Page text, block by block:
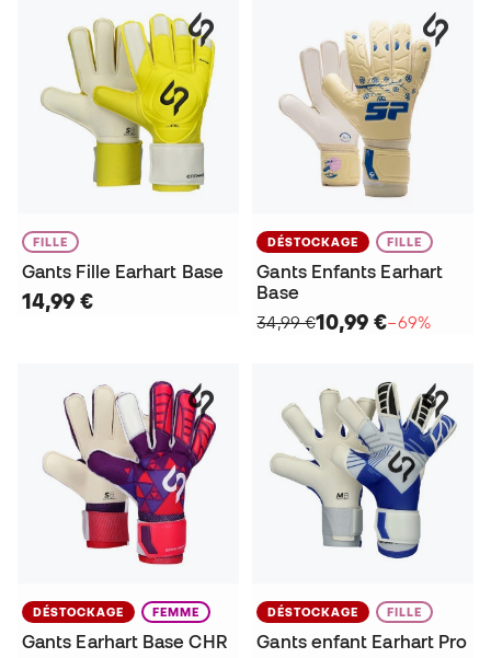
FILLE
Gants Fille Earhart Base
14,99 €
DÉSTOCKAGE FILLE
Gants Enfants Earhart
Base
34,99 €10,99 €−69%
DÉSTOCKAGE FEMME
Gants Earhart Base CHR
DÉSTOCKAGE FILLE
Gants enfant Earhart Pro